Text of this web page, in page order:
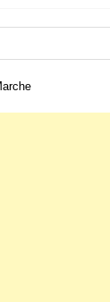
delle Marche